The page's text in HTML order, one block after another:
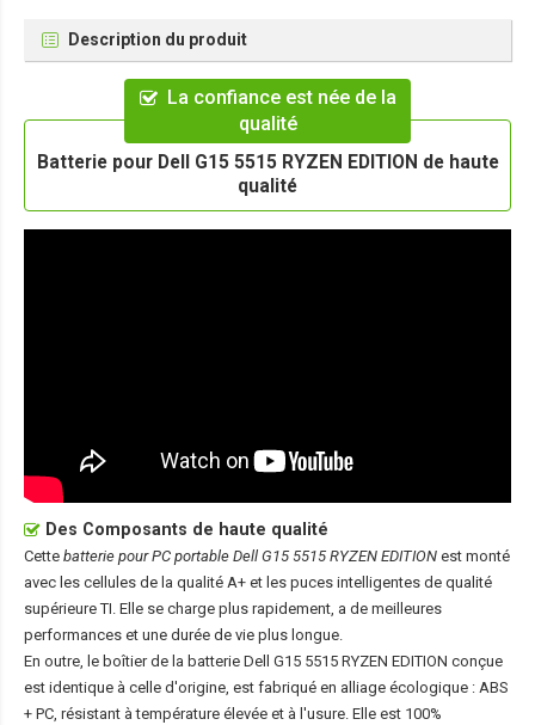
Description du produit
La confiance est née de la
qualité
Batterie pour Dell G15 5515 RYZEN EDITION de haute
qualité
Des Composants de haute qualité
Cette batterie pour PC portable Dell G15 5515 RYZEN EDITION est monté
avec les cellules de la qualité A+ et les puces intelligentes de qualité
supérieure TI. Elle se charge plus rapidement, a de meilleures
performances et une durée de vie plus longue.
En outre, le boîtier de la batterie Dell G15 5515 RYZEN EDITION conçue
est identique à celle d'origine, est fabriqué en alliage écologique : ABS
+ PC, résistant à température élevée et à l'usure. Elle est 100%